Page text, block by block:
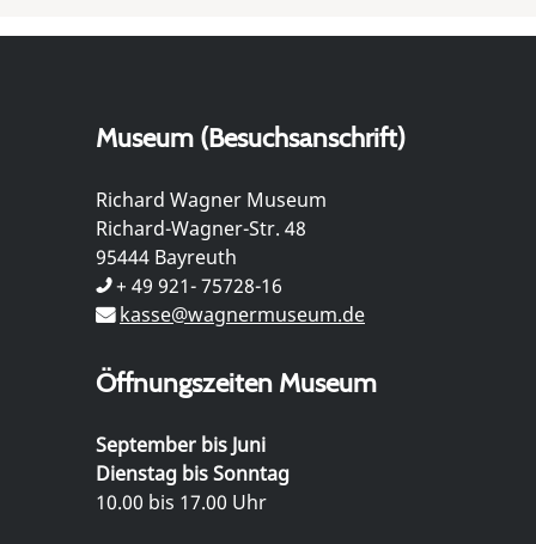
Museum (Besuchsanschrift)
Richard Wagner Museum
Richard-Wagner-Str. 48
95444 Bayreuth
+ 49 921- 75728-16
kasse@wagnermuseum.de
Öffnungszeiten Museum
September bis Juni
Dienstag bis Sonntag
10.00 bis 17.00 Uhr